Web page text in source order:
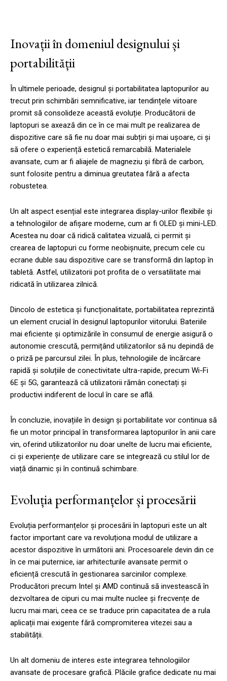
Inovații în domeniul designului și
portabilității
În ultimele perioade, designul și portabilitatea laptopurilor au
trecut prin schimbări semnificative, iar tendințele viitoare
promit să consolideze această evoluție. Producătorii de
laptopuri se axează din ce în ce mai mult pe realizarea de
dispozitive care să fie nu doar mai subțiri și mai ușoare, ci și
să ofere o experiență estetică remarcabilă. Materialele
avansate, cum ar fi aliajele de magneziu și fibră de carbon,
sunt folosite pentru a diminua greutatea fără a afecta
robustetea.
Un alt aspect esențial este integrarea display-urilor flexibile și
a tehnologiilor de afișare moderne, cum ar fi OLED și mini-LED.
Acestea nu doar că ridică calitatea vizuală, ci permit și
crearea de laptopuri cu forme neobișnuite, precum cele cu
ecrane duble sau dispozitive care se transformă din laptop în
tabletă. Astfel, utilizatorii pot profita de o versatilitate mai
ridicată în utilizarea zilnică.
Dincolo de estetica și funcționalitate, portabilitatea reprezintă
un element crucial în designul laptopurilor viitorului. Bateriile
mai eficiente și optimizările în consumul de energie asigură o
autonomie crescută, permițând utilizatorilor să nu depindă de
o priză pe parcursul zilei. În plus, tehnologiile de încărcare
rapidă și soluțiile de conectivitate ultra-rapide, precum Wi-Fi
6E și 5G, garantează că utilizatorii rămân conectați și
productivi indiferent de locul în care se află.
În concluzie, inovațiile în design și portabilitate vor continua să
fie un motor principal în transformarea laptopurilor în anii care
vin, oferind utilizatorilor nu doar unelte de lucru mai eficiente,
ci și experiențe de utilizare care se integrează cu stilul lor de
viață dinamic și în continuă schimbare.
Evoluția performanțelor și procesării
Evoluția performanțelor și procesării în laptopuri este un alt
factor important care va revoluționa modul de utilizare a
acestor dispozitive în următorii ani. Procesoarele devin din ce
în ce mai puternice, iar arhitecturile avansate permit o
eficiență crescută în gestionarea sarcinilor complexe.
Producători precum Intel și AMD continuă să investească în
dezvoltarea de cipuri cu mai multe nuclee și frecvențe de
lucru mai mari, ceea ce se traduce prin capacitatea de a rula
aplicații mai exigente fără compromiterea vitezei sau a
stabilității.
Un alt domeniu de interes este integrarea tehnologiilor
avansate de procesare grafică. Plăcile grafice dedicate nu mai